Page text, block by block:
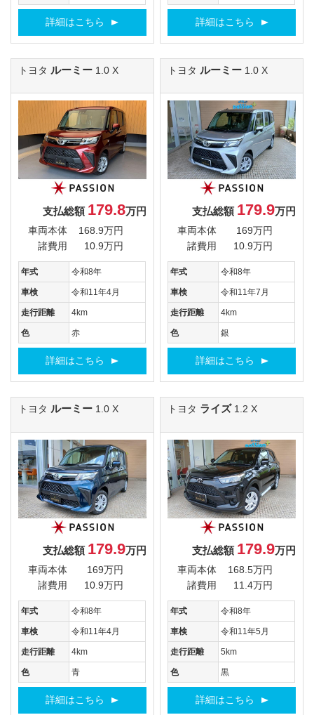
詳細はこちら 詳細はこちら
トヨタ ルーミー 1.0 X
支払総額 179.8万円
車両本体
168.9万円
諸費用
10.9万円
年式 令和8年
車検 令和11年4月
走行距離 4km
色 赤
詳細はこちら
トヨタ ルーミー 1.0 X
支払総額 179.9万円
車両本体
169万円
諸費用
10.9万円
年式 令和8年
車検 令和11年7月
走行距離 4km
色 銀
詳細はこちら
トヨタ ルーミー 1.0 X
支払総額 179.9万円
車両本体
169万円
諸費用
10.9万円
年式 令和8年
車検 令和11年4月
走行距離 4km
色 青
詳細はこちら
トヨタ ライズ 1.2 X
支払総額 179.9万円
車両本体
168.5万円
諸費用
11.4万円
年式 令和8年
車検 令和11年5月
走行距離 5km
色 黒
詳細はこちら